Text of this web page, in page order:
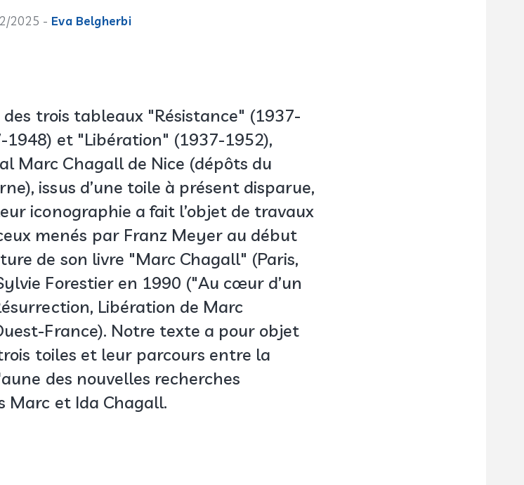
2025 - Eva Belgherbi
trois tableaux "Résistance" (1937-
1948) et "Libération" (1937-1952),
Marc Chagall de Nice (dépôts du
issus d’une toile à présent disparue,
iconographie a fait l’objet de travaux
menés par Franz Meyer au début
de son livre "Marc Chagall" (Paris,
Forestier en 1990 ("Au cœur d’un
Libération de Marc
France). Notre texte a pour objet
toiles et leur parcours entre la
des nouvelles recherches
Marc et Ida Chagall.